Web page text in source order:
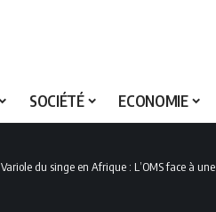
SOCIÉTÉ ECONOMIE
Variole du singe en Afrique : L’OMS face à